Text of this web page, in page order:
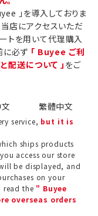
」を導入しておりま
当店にアクセスいただ
トを用いて代理購入
に必ず 「 Buyee ご利
配送について 」 をご
service, but it is
ships products
access our store
be displayed, and
on your
read the " Buyee
overseas orders
繁體中文